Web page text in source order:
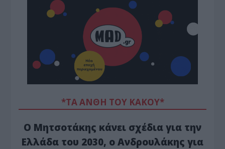
*ΤΑ ΆΝΘΗ ΤΟΥ ΚΑΚΟΎ*
Ο Μητσοτάκης κάνει σχέδια για την
Ελλάδα του 2030, ο Ανδρουλάκης για